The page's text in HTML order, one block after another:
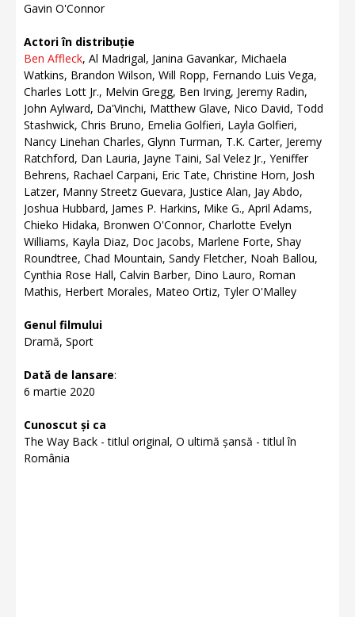
Gavin O'Connor
Actori în distribuție
Ben Affleck, Al Madrigal, Janina Gavankar, Michaela
Watkins, Brandon Wilson, Will Ropp, Fernando Luis Vega,
Charles Lott Jr., Melvin Gregg, Ben Irving, Jeremy Radin,
John Aylward, Da'Vinchi, Matthew Glave, Nico David, Todd
Stashwick, Chris Bruno, Emelia Golfieri, Layla Golfieri,
Nancy Linehan Charles, Glynn Turman, T.K. Carter, Jeremy
Ratchford, Dan Lauria, Jayne Taini, Sal Velez Jr., Yeniffer
Behrens, Rachael Carpani, Eric Tate, Christine Horn, Josh
Latzer, Manny Streetz Guevara, Justice Alan, Jay Abdo,
Joshua Hubbard, James P. Harkins, Mike G., April Adams,
Chieko Hidaka, Bronwen O'Connor, Charlotte Evelyn
Williams, Kayla Diaz, Doc Jacobs, Marlene Forte, Shay
Roundtree, Chad Mountain, Sandy Fletcher, Noah Ballou,
Cynthia Rose Hall, Calvin Barber, Dino Lauro, Roman
Mathis, Herbert Morales, Mateo Ortiz, Tyler O'Malley
Genul filmului
Dramă, Sport
Dată de lansare:
6 martie 2020
Cunoscut și ca
The Way Back - titlul original, O ultimă șansă - titlul în
România